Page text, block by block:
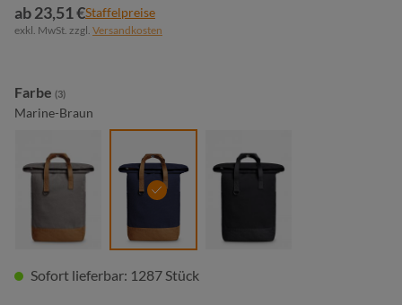
ab 23,51 €Staffelpreise
exkl. MwSt. zzgl. Versandkosten
Farbe auswählen
(3)
Marine-Braun
grau-braun marine-braun
Sofort lieferbar: 1287 Stück